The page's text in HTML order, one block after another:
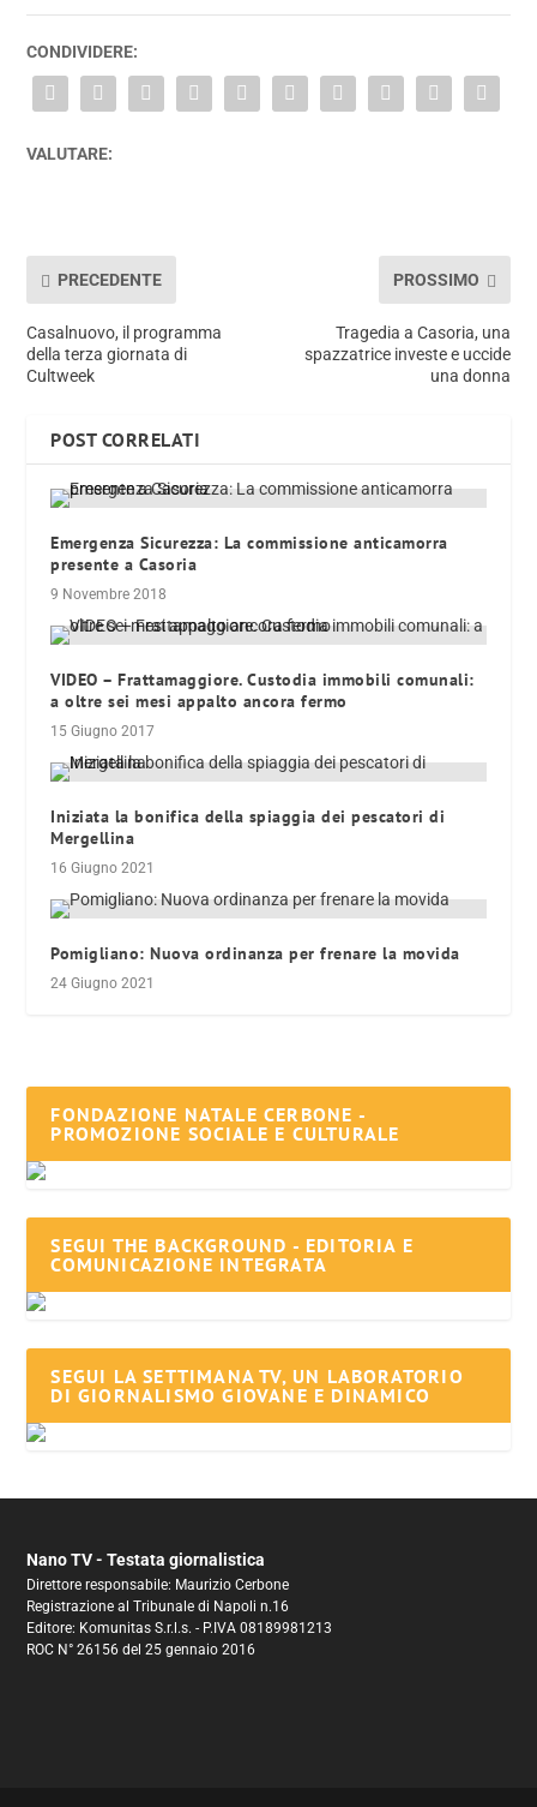
CONDIVIDERE:
VALUTARE:
PRECEDENTE
Casalnuovo, il programma
della terza giornata di
Cultweek
PROSSIMO
Tragedia a Casoria, una
spazzatrice investe e uccide
una donna
POST CORRELATI
Emergenza Sicurezza: La commissione anticamorra
presente a Casoria
9 Novembre 2018
VIDEO – Frattamaggiore. Custodia immobili comunali:
a oltre sei mesi appalto ancora fermo
15 Giugno 2017
Iniziata la bonifica della spiaggia dei pescatori di
Mergellina
16 Giugno 2021
Pomigliano: Nuova ordinanza per frenare la movida
24 Giugno 2021
FONDAZIONE NATALE CERBONE -
PROMOZIONE SOCIALE E CULTURALE
SEGUI THE BACKGROUND - EDITORIA E
COMUNICAZIONE INTEGRATA
SEGUI LA SETTIMANA TV, UN LABORATORIO
DI GIORNALISMO GIOVANE E DINAMICO
Nano TV - Testata giornalistica
Direttore responsabile: Maurizio Cerbone
Registrazione al Tribunale di Napoli n.16
Editore: Komunitas S.r.l.s. - P.IVA 08189981213
ROC N° 26156 del 25 gennaio 2016